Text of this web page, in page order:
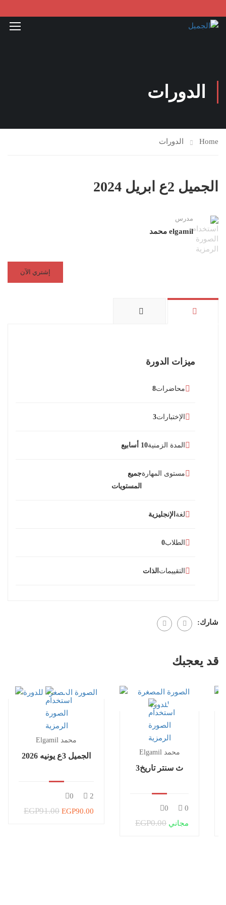
الدورات
Home الدورات
الجميل 2ع ابريل 2024
مدرس
elgamil محمد
إشتري الآن
ميزات الدورة
محاضرات8
الإختبارات3
المدة الزمنية10 أسابيع
مستوى المهارةجميع
المستويات
لغة الإنجليزية
الطلاب0
التقييمات الذات
شارك:
قد يعجبك
Elgamil محمد
الجميل 3ع يونيه 2026
2
0
EGP91.00 EGP90.00
Elgamil محمد
3ث سنتر تاريخ
0
0
EGP0.00 مجاني